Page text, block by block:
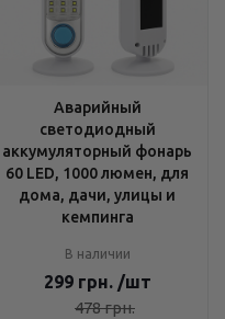
Аварийный
светодиодный
аккумуляторный фонарь
60 LED, 1000 люмен, для
дома, дачи, улицы и
кемпинга
В наличии
299 грн. /шт
478грн.